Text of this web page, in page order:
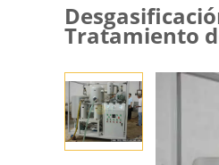
Tratamiento